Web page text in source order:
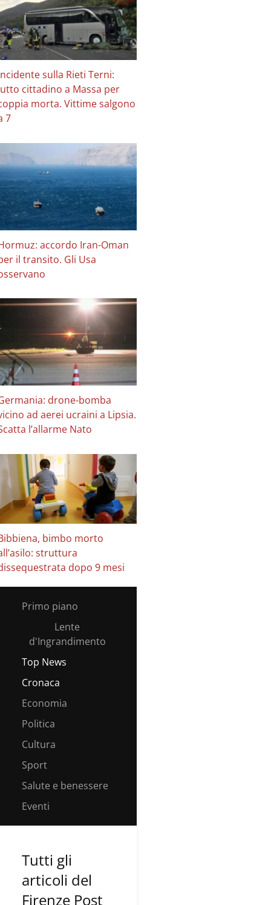
sulla Rieti Terni:
cittadino a Massa per
morta. Vittime salgono
7
accordo Iran-Oman
il transito. Gli Usa
drone-bomba
ad aerei ucraini a Lipsia.
l’allarme Nato
bimbo morto
struttura
dopo 9 mesi
Primo piano
Lente
d'Ingrandimento
Top News
Cronaca
Economia
Politica
Cultura
Sport
Salute e benessere
Eventi
Tutti gli
articoli del
Firenze Post